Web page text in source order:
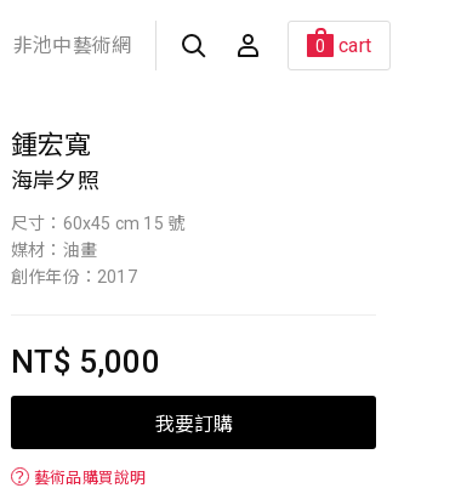
非池中藝術網 0 cart
鍾宏寬
海岸夕照
尺寸：60x45 cm 15 號
媒材：油畫
創作年份：2017
NT$ 5,000
我要訂購
？ 藝術品購買說明